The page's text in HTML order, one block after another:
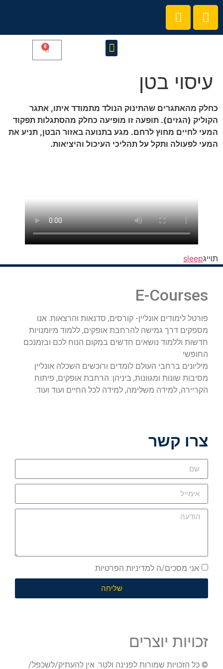
0
עיסוי בטן
כחלק מהאתגרים שהתינוק הנולד מתמודד איתו, אתגר
הקוליק (הגזים). תופעה זו מופיעה כחלק מהסתגלות תפקוד
המעי לחיים מחוץ לרחם. מגע בתנועה באזור הבטן, תניע את
המעי לפעולה ותקל על תהליכי העיכול והיציאות.
תוייגsleep
E-Courses
פורטל לימודים אונליין- קורסים, סדנאות והרצאות. אנו
מספקים דרך גמישה להרחבת אופקים, ללמוד מיומנויות
חדשות וללמוד נושאים חדשים במקום הנוח לכם ובזמנכם
החופשי
מיליונים ברחבי העולם לומדים ורוכשים השכלה אונליין
מסיבות שונות ומגוונות, ביניהן: הרחבת אופקים, פיתוח
הקריירה, למידה משלימה, למידה לכל החיים ועוד ועוד.
צרו קשר
אני מסכים/ה למדיניות הפרטיות
שליחה
זכויות יוצרים
© כל הזכויות שמורות לפנינה ולטר. אין להעתיק/לשכפל/